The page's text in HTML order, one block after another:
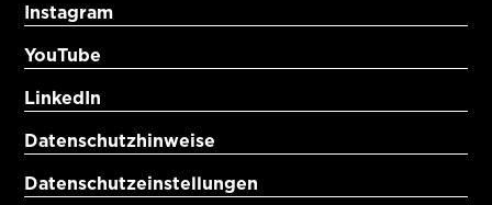
Instagram
YouTube
LinkedIn
Datenschutzhinweise
Datenschutzeinstellungen